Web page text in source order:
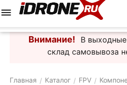
Внимание!
В
склад самовывоза
Главная / Каталог / FPV /
Корзина